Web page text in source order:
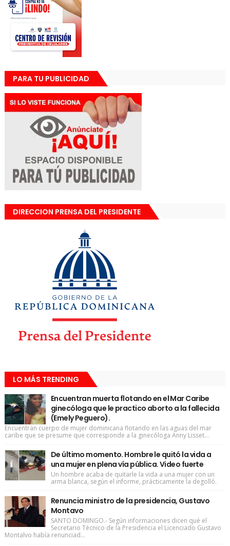
PARA TU PUBLICIDAD
DIRECCION PRENSA DEL PRESIDENTE
LO MÁS TRENDING
Encuentran muerta flotando en el Mar Caribe
ginecóloga que le practico aborto a la fallecida
(Emely Peguero).
Encuentran cuerpo de mujer dominicana flotando en las aguas del mar
caribe que se presume que corresponde a la ginecóloga Anny Lisset...
De último momento. Hombre le quitó la vida a
una mujer en plena vía pública. Video fuerte
Un hombre acaba de quitarle la vida a una mujer con un
arma blanca, según el informe, prácticamente la degolló.
Renuncia ministro de la presidencia, Gustavo
Montavo
SANTO DOMINGO.- Según informaciones dicen qué el
Secretario Técnico de la Presidencia el Licenciado Gustavo
Montalvo había renunciad...